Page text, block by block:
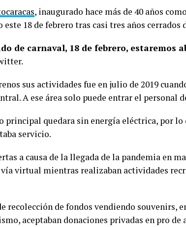
, inaugurado hace más de 40 años
18 de febrero tras casi tres años cerrados
de carnaval, 18 de febrero, estaremos
sus actividades fue en julio de 2019
A ese área solo puede entrar el personal
quedara sin energía eléctrica, por lo
servicio.
a causa de la llegada de la pandemia en
virtual mientras realizaban actividades
recolección de fondos vendiendo souvenirs,
aceptaban donaciones privadas en pro de